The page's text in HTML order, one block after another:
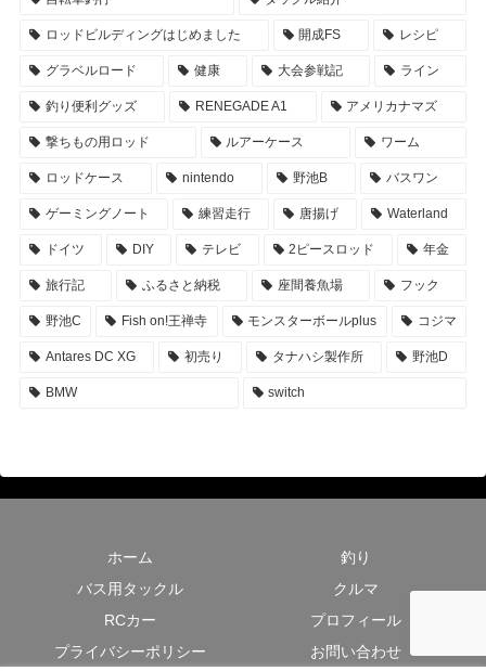
ロッドビルディングはじめました 開成FS レシピ
グラベルロード 健康 大会参戦記 ライン
釣り便利グッズ RENEGADE A1 アメリカナマズ
撃ちもの用ロッド ルアーケース ワーム
ロッドケース nintendo 野池B バスワン
ゲーミングノート 練習走行 唐揚げ Waterland
ドイツ DIY テレビ 2ピースロッド 年金
旅行記 ふるさと納税 座間養魚場 フック
野池C Fish on!王禅寺 モンスターボールplus コジマ
Antares DC XG 初売り タナハシ製作所 野池D
BMW switch
ホーム
釣り
バス用タックル
クルマ
RCカー
プロフィール
プライバシーポリシー
お問い合わせ